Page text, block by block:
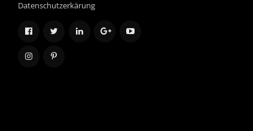
Datenschutzerkärung